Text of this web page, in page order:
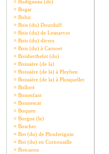
¤ Bodigneau (de)
¤ Bogar
¤ Bohic
¤ Bois (du) Dourduff
¤ Bois (du) de Lesnarvor
¤ Bois (du) divers
¤ Bois (du) à Carnoet
¤ Boisberthelot (du)
¤ Boissière (de la)
¤ Boissière (de la) à Pleyben
¤ Boissière (de la) à Plusquellec
¤ Bolloré
¤ Bonenfant
¤ Bonnescat
¤ Boquen
¤ Borgne (le)
¤ Boscher
¤ Bot (du) de Plouferiguin
¤ Bot (du) en Cornouaille
¤ Botcazou